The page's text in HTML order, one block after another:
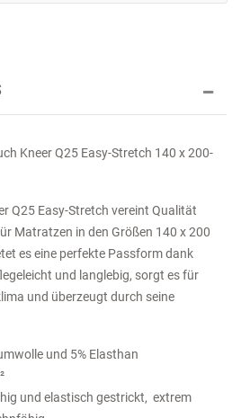
Kneer Q25 Easy-Stretch 140 x 200-
Q25 Easy-Stretch vereint Qualität
Matratzen in den Größen 140 x 200
es eine perfekte Passform dank
und langlebig, sorgt es für
und überzeugt durch seine
und 5% Elasthan
und elastisch gestrickt, extrem